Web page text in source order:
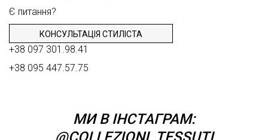
Є питання?
КОНСУЛЬТАЦІЯ СТИЛІСТА
+38 097 301.98.41
+38 095 447.57.75
МИ В ІНСТАГРАМ: